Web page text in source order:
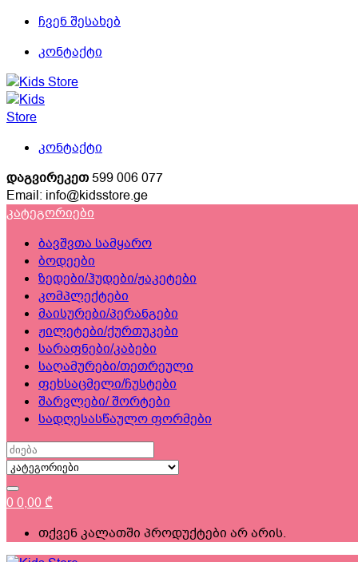
Skip
navigation
Skip
content
ჩვენ შესახებ
კონტაქტი
კონტაქტი
დაგვირეკეთ599 006 077
Email: info@kidsstore.ge
კატეგორიები
ბავშვთა სამყარო
ბოდეები
ზედები/ჰუდები/ჟაკეტები
კომპლექტები
მაისურები/პერანგები
ჟილეტები/ქურთუკები
სარაფნები/კაბები
საღამურები/თეთრეული
ფეხსაცმელი/ჩუსტები
შარვლები/ შორტები
სადღესასწაულო ფორმები
Search
for:
0 0,00 ₾
თქვენ კალათში პროდუქტები არ არის.